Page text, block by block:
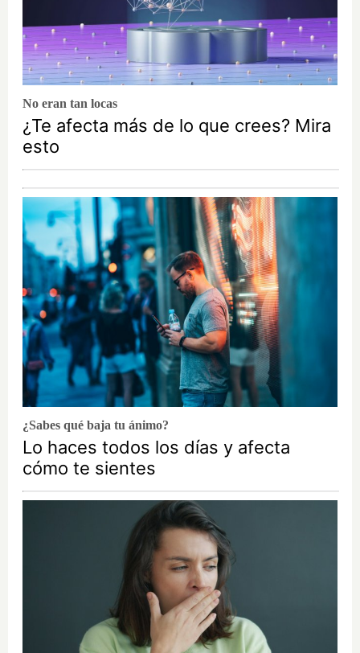
No eran tan locas
¿Te afecta más de lo que crees? Mira
esto
¿Sabes qué baja tu ánimo?
Lo haces todos los días y afecta
cómo te sientes